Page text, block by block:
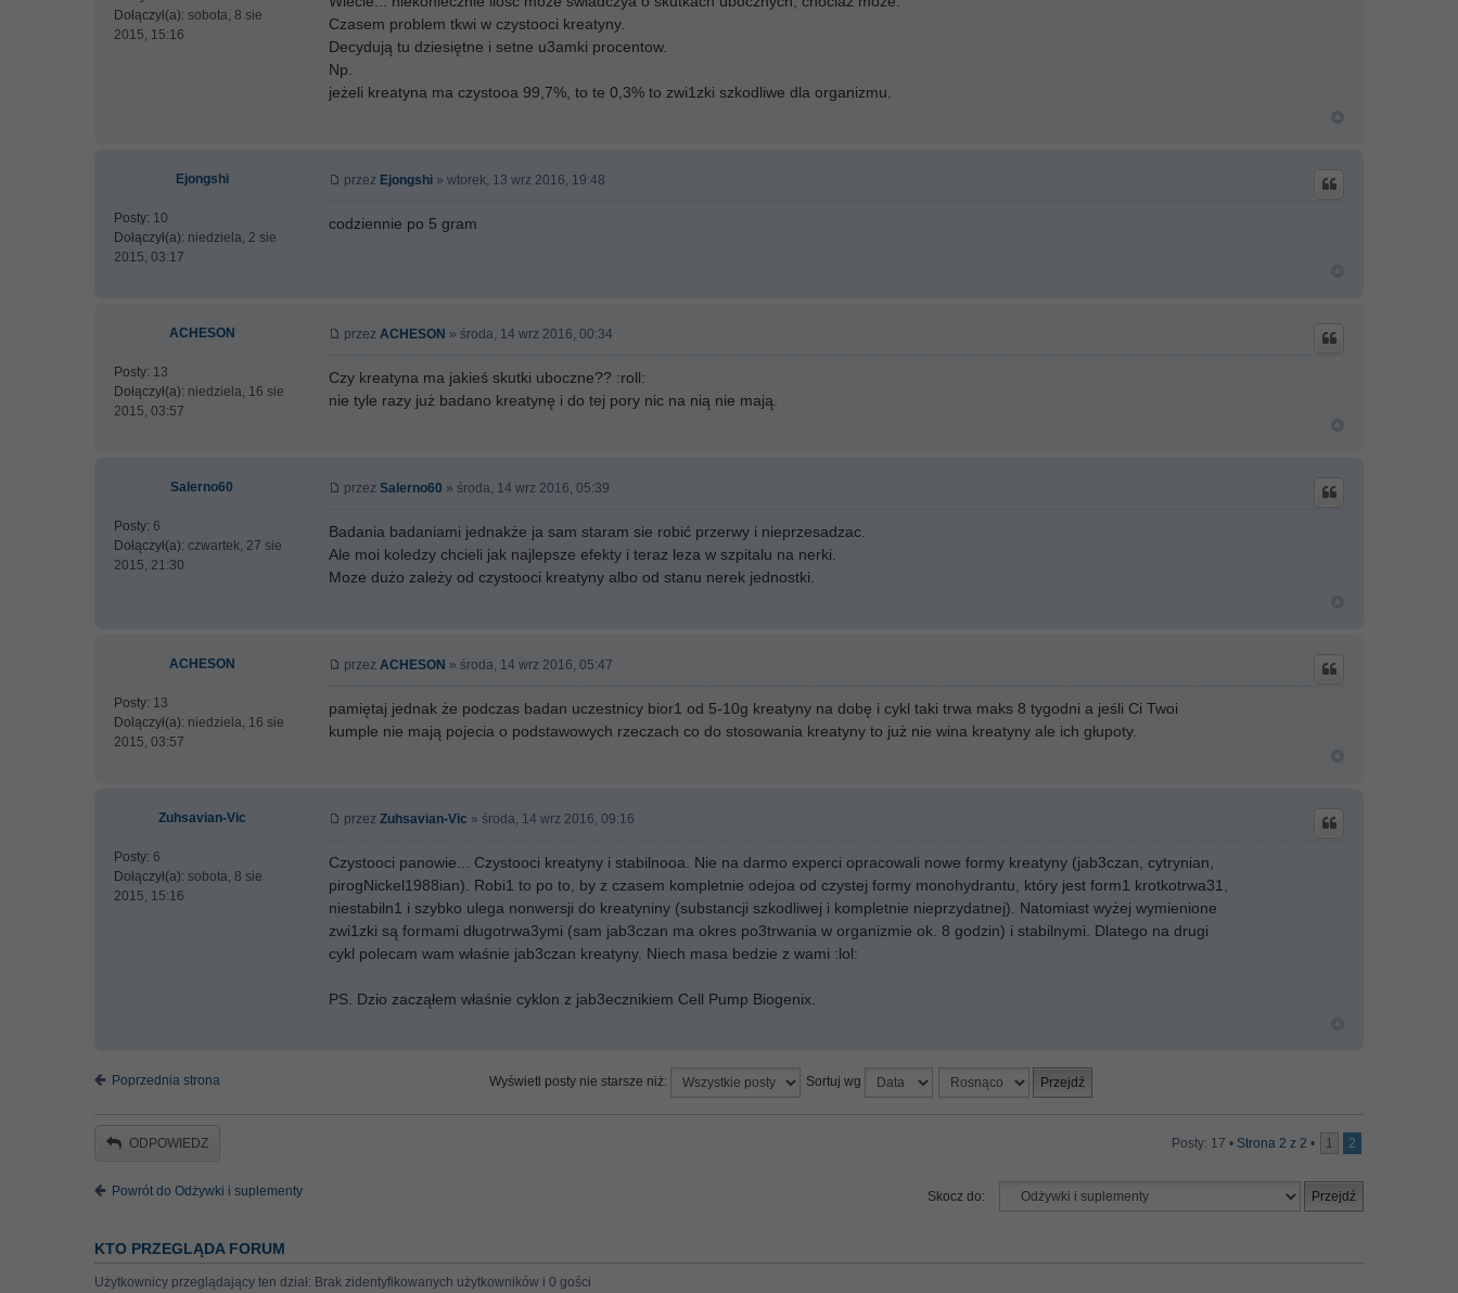
Dołączył(a): sobota, 8 sie
2015, 15:16
Czasem problem tkwi w czystooci kreatyny.
Decydują tu dziesiętne i setne u3amki procentow.
Np.
jeżeli kreatyna ma czystooa 99,7%, to te 0,3% to zwi1zki szkodliwe dla organizmu.
Ejongshi
Posty: 10
Dołączył(a): niedziela, 2 sie
2015, 03:17
przez Ejongshi » wtorek, 13 wrz 2016, 19:48
codziennie po 5 gram
ACHESON
Posty: 13
Dołączył(a): niedziela, 16 sie
2015, 03:57
przez ACHESON » środa, 14 wrz 2016, 00:34
Czy kreatyna ma jakieś skutki uboczne?? :roll:
nie tyle razy już badano kreatynę i do tej pory nic na nią nie mają.
Salerno60
Posty: 6
Dołączył(a): czwartek, 27 sie
2015, 21:30
przez Salerno60 » środa, 14 wrz 2016, 05:39
Badania badaniami jednakże ja sam staram sie robić przerwy i nieprzesadzac.
Ale moi koledzy chcieli jak najlepsze efekty i teraz leza w szpitalu na nerki.
Moze dużo zależy od czystooci kreatyny albo od stanu nerek jednostki.
ACHESON
Posty: 13
Dołączył(a): niedziela, 16 sie
2015, 03:57
przez ACHESON » środa, 14 wrz 2016, 05:47
pamiętaj jednak że podczas badan uczestnicy bior1 od 5-10g kreatyny na dobę i cykl taki trwa maks 8 tygodni a jeśli Ci Twoi
kumple nie mają pojecia o podstawowych rzeczach co do stosowania kreatyny to już nie wina kreatyny ale ich głupoty.
Zuhsavian-Vic
Posty: 6
Dołączył(a): sobota, 8 sie
2015, 15:16
przez Zuhsavian-Vic » środa, 14 wrz 2016, 09:16
Czystooci panowie... Czystooci kreatyny i stabilnooa. Nie na darmo experci opracowali nowe formy kreatyny (jab3czan, cytrynian,
pirogNickel1988ian). Robi1 to po to, by z czasem kompletnie odejoa od czystej formy monohydrantu, który jest form1 krotkotrwa31,
niestabiln1 i szybko ulega nonwersji do kreatyniny (substancji szkodliwej i kompletnie nieprzydatnej). Natomiast wyżej wymienione
zwi1zki są formami długotrwa3ymi (sam jab3czan ma okres po3trwania w organizmie ok. 8 godzin) i stabilnymi. Dlatego na drugi
cykl polecam wam właśnie jab3czan kreatyny. Niech masa bedzie z wami :lol:
PS. Dzio zacząłem właśnie cyklon z jab3ecznikiem Cell Pump Biogenix.
Poprzednia strona Wyświetl posty nie starsze niż: Sortuj wg
ODPOWIEDZ Posty: 17 • Strona 2 z 2 • 1 2
Powrót do Odżywki i suplementy Skocz do:
KTO PRZEGLĄDA FORUM
Użytkownicy przeglądający ten dział: Brak zidentyfikowanych użytkowników i 0 gości